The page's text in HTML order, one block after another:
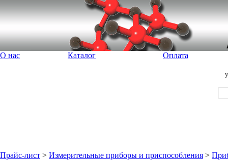
О нас Каталог Оплата
Прайс-лист > Измерительные приборы и приспособления >